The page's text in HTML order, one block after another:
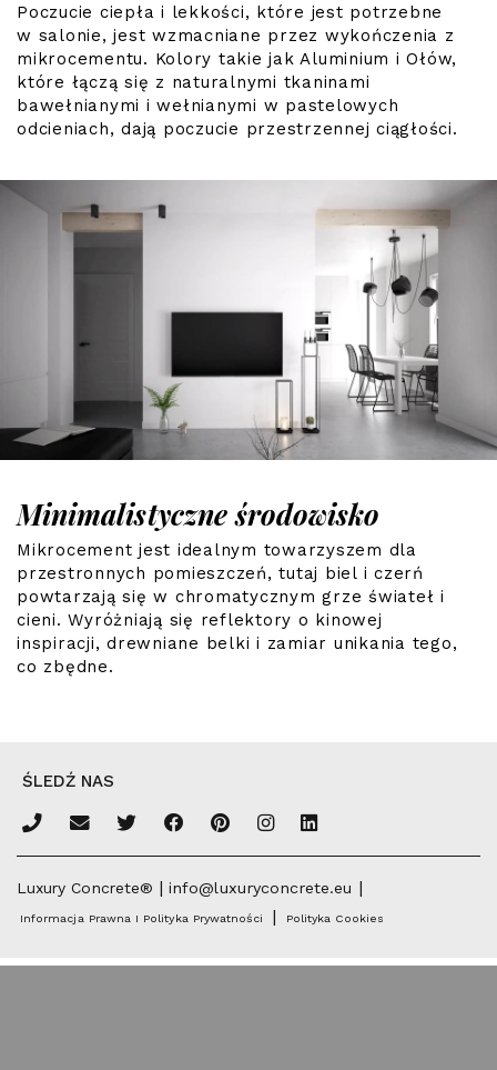
Poczucie ciepła i lekkości, które jest potrzebne
w salonie, jest wzmacniane przez wykończenia z
mikrocementu. Kolory takie jak Aluminium i Ołów,
które łączą się z naturalnymi tkaninami
bawełnianymi i wełnianymi w pastelowych
odcieniach, dają poczucie przestrzennej ciągłości.
Minimalistyczne środowisko
Mikrocement jest idealnym towarzyszem dla
przestronnych pomieszczeń, tutaj biel i czerń
powtarzają się w chromatycznym grze świateł i
cieni. Wyróżniają się reflektory o kinowej
inspiracji, drewniane belki i zamiar unikania tego,
co zbędne.
ŚLEDŹ NAS
Luxury Concrete® |info@luxuryconcrete.eu |
Informacja Prawna I Polityka Prywatności | Polityka Cookies